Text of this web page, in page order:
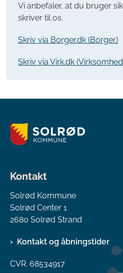
Vi anbefaler, at du bruger
skriver til os.
Skriv via Borger.dk (Borger)
Skriv via Virk.dk
Kontakt
Solrød Kommune
Solrød Center 1
2680 Solrød Strand
Kontakt og åbningstider
CVR. 68534917